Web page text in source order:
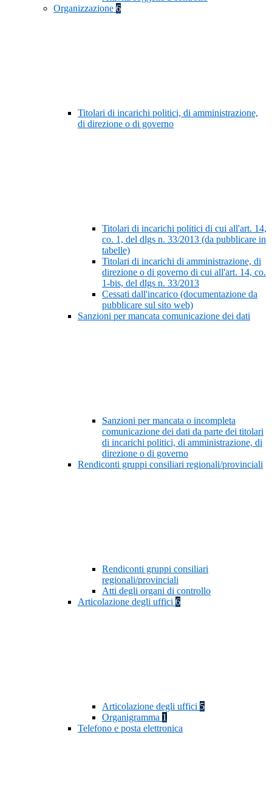
Organizzazione 6
Titolari di incarichi politici, di amministrazione,
di direzione o di governo
Titolari di incarichi politici di cui all'art. 14,
co. 1, del dlgs n. 33/2013 (da pubblicare in
tabelle)
Titolari di incarichi di amministrazione, di
direzione o di governo di cui all'art. 14, co.
1-bis, del dlgs n. 33/2013
Cessati dall'incarico (documentazione da
pubblicare sul sito web)
Sanzioni per mancata comunicazione dei dati
Sanzioni per mancata o incompleta
comunicazione dei dati da parte dei titolari
di incarichi politici, di amministrazione, di
direzione o di governo
Rendiconti gruppi consiliari regionali/provinciali
Rendiconti gruppi consiliari
regionali/provinciali
Atti degli organi di controllo
Articolazione degli uffici 6
Articolazione degli uffici 5
Organigramma 1
Telefono e posta elettronica